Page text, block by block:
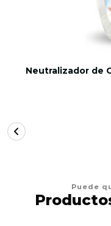
Neutralizador de
Puede